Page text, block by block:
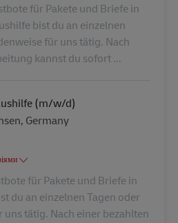
für Pakete und Briefe in
bist du an einzelnen
für uns tätig. Nach
kannst du sofort ...
(m/w/d)
Germany
für Pakete und Briefe in
du an einzelnen Tagen oder
tätig. Nach einer bezahlten